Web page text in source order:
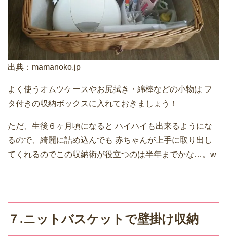
出典： mamanoko.jp
よく使うオムツケースやお尻拭き・綿棒などの小物は フ
タ付きの収納ボックスに入れておきましょう！
ただ、生後６ヶ月頃になると ハイハイも出来るようにな
るので、綺麗に詰め込んでも 赤ちゃんが上手に取り出し
てくれるのでこの収納術が役立つのは半年までかな…。w
７.ニットバスケットで壁掛け収納